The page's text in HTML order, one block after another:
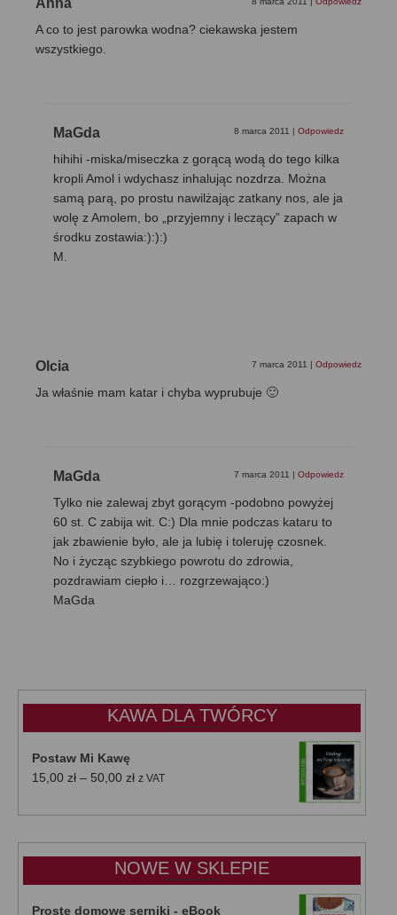
A co to jest parowka wodna? ciekawska jestem
wszystkiego.
MaGda 8 marca 2011 | Odpowiedz
hihihi -miska/miseczka z gorącą wodą do tego kilka
kropli Amol i wdychasz inhalując nozdrza. Można
samą parą, po prostu nawilżając zatkany nos, ale ja
wolę z Amolem, bo „przyjemny i leczący” zapach w
środku zostawia:):):)
M.
Olcia 7 marca 2011 | Odpowiedz
Ja właśnie mam katar i chyba wyprubuje 🙂
MaGda 7 marca 2011 | Odpowiedz
Tylko nie zalewaj zbyt gorącym -podobno powyżej
60 st. C zabija wit. C:) Dla mnie podczas kataru to
jak zbawienie było, ale ja lubię i toleruję czosnek.
No i życząc szybkiego powrotu do zdrowia,
pozdrawiam ciepło i… rozgrzewająco:)
MaGda
KAWA DLA TWÓRCY
Postaw Mi Kawę
15,00 zł – 50,00 złZakres
od
do
50,00 zł
z VAT
NOWE W SKLEPIE
Proste domowe serniki - eBook